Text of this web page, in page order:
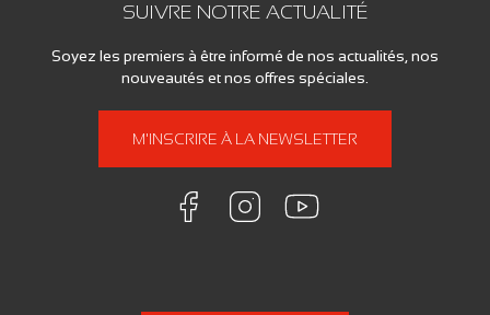
SUIVRE NOTRE ACTUALITÉ
Soyez les premiers à être informé de nos actualités, nos
nouveautés et nos offres spéciales.
M'INSCRIRE À LA NEWSLETTER